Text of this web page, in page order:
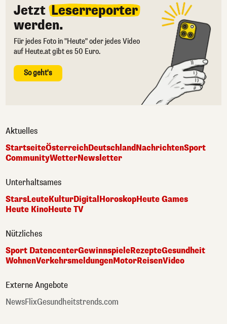
Jetzt Leserreporter
werden.
Für jedes Foto in "Heute" oder jedes Video
auf Heute.at gibt es 50 Euro.
So geht's
Aktuelles
StartseiteÖsterreichDeutschlandNachrichtenSport
CommunityWetterNewsletter
Unterhaltsames
StarsLeuteKulturDigital HoroskopHeute Games
Heute KinoHeute TV
Nützliches
Sport DatencenterGewinnspieleRezepteGesundheit
WohnenVerkehrsmeldungenMotorReisenVideo
Externe Angebote
NewsFlixGesundheitstrends.com